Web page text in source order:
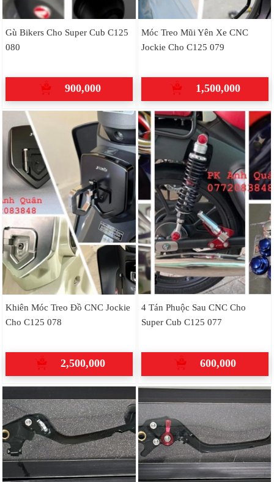
Gù Bikers Cho Super Cub C125
080
900,000
Móc Treo Mũi Yên Xe CNC
Jockie Cho C125 079
1,500,000
Khiên Móc Treo Đồ CNC Jockie
Cho C125 078
2,500,000
4 Tán Phuộc Sau CNC Cho
Super Cub C125 077
600,000